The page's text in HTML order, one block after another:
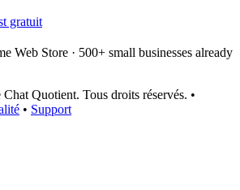
gratuit
Web Store · 500+ small businesses already
Quotient. Tous droits réservés. •
• Support